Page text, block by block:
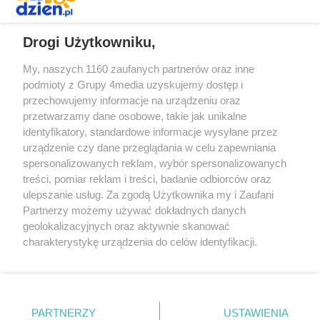
Redakcja Reklama Prywatność
Praca Łódź
the:protocol
Facebook.com
Youtube.com
Drogi Użytkowniku,
My, naszych 1160 zaufanych partnerów oraz inne
podmioty z Grupy 4media uzyskujemy dostęp i
przechowujemy informacje na urządzeniu oraz
przetwarzamy dane osobowe, takie jak unikalne
identyfikatory, standardowe informacje wysyłane przez
urządzenie czy dane przeglądania w celu zapewniania
spersonalizowanych reklam, wybór spersonalizowanych
treści, pomiar reklam i treści, badanie odbiorców oraz
ulepszanie usług. Za zgodą Użytkownika my i Zaufani
Partnerzy możemy używać dokładnych danych
geolokalizacyjnych oraz aktywnie skanować
charakterystykę urządzenia do celów identyfikacji.
zmienić/wycofać klikając przycisk ustawień prywatności
PARTNERZY USTAWIENIA